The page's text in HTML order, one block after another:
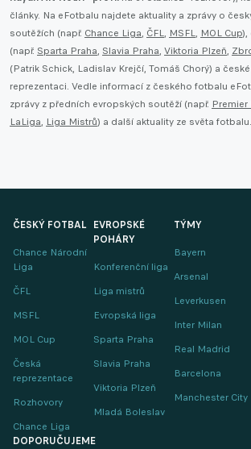
články. Na eFotbalu najdete aktuality a zprávy o
soutěžích (např. Chance Liga, ČFL, MSFL, MOL Cup),
(např. Sparta Praha, Slavia Praha, Viktoria Plzeň,
(Patrik Schick, Ladislav Krejčí, Tomáš Chorý) a
reprezentaci. Vedle informací z českého fotbalu
zprávy z předních evropských soutěží (např. Premier
LaLiga, Liga Mistrů) a další aktuality ze světa fotbalu.
ČESKÝ FOTBAL
Chance Národní
Liga
ČFL
MSFL
MOL Cup
Česká
reprezentace
Rozhovory
Chance Liga
EVROPSKÉ
POHÁRY
Konferenční liga
Liga mistrů
Evropská liga
Sparta Praha
Slavia Praha
Viktoria Plzeň
Mladá Boleslav
TÝMY
Bayern
Arsenal
Leverkusen
Inter Milan
Real Madrid
Barcelona
Manchester City
DOPORUČUJEME